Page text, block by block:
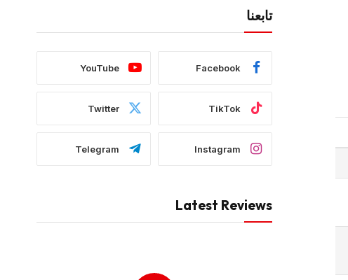
تابعنا
Facebook
YouTube
TikTok
Twitter
Instagram
Telegram
Latest Reviews